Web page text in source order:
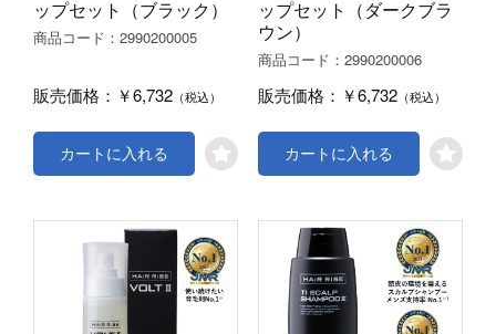
ップセット（ブラック）
商品コード：2990200005
販売価格： ￥6,732 （税込）
カートに入れる
ップセット（ダークブラ
ウン）
商品コード：2990200006
販売価格： ￥6,732 （税込）
カートに入れる